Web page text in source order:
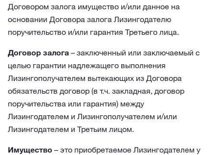
Договором залога имущество и/или данное на
основании Договора залога Лизингодателю
поручительство и/или гарантия Третьего лица.
Договор залога – заключенный или заключаемый с
целью гарантии надлежащего выполнения
Лизингополучателем вытекающих из Договора
обязательств договор (в т.ч. закладная, договор
поручительства или гарантия) между
Лизингодателем и Лизингополучателем и/или
Лизингодателем и Третьим лицом.
Имущество – это приобретаемое Лизингодателем у